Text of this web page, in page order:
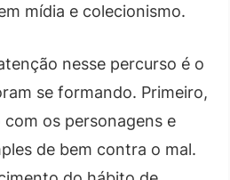
mídia e colecionismo.
nesse percurso é o
se formando. Primeiro,
os personagens e
de bem contra o mal.